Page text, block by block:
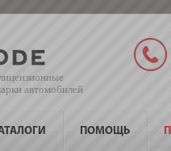
автомобилей
ПОМОЩЬ